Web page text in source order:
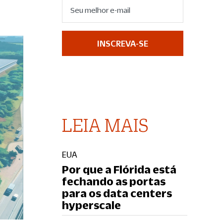
INSCREVA-SE
LEIA MAIS
EUA
Por que a Flórida está
fechando as portas
para os data centers
hyperscale